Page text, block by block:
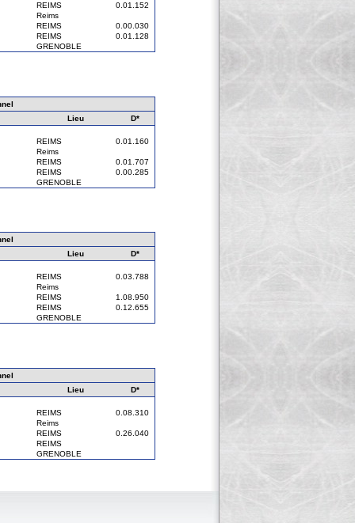
REIMS
0.01.152
Reims
REIMS
0.00.030
REIMS
0.01.128
GRENOBLE
Lieu
D*
REIMS
0.01.160
Reims
REIMS
0.01.707
REIMS
0.00.285
GRENOBLE
Lieu
D*
REIMS
0.03.788
Reims
REIMS
1.08.950
REIMS
0.12.655
GRENOBLE
Lieu
D*
REIMS
0.08.310
Reims
REIMS
0.26.040
REIMS
GRENOBLE